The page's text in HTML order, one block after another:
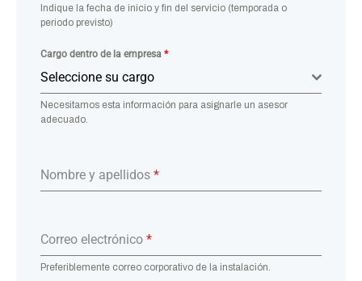
Indique la fecha de inicio y fin del servicio (temporada o
periodo previsto)
Cargo dentro de la empresa *
Seleccione su cargo
Necesitamos esta información para asignarle un asesor
adecuado.
Nombre y apellidos *
Correo electrónico *
Preferiblemente correo corporativo de la instalación.